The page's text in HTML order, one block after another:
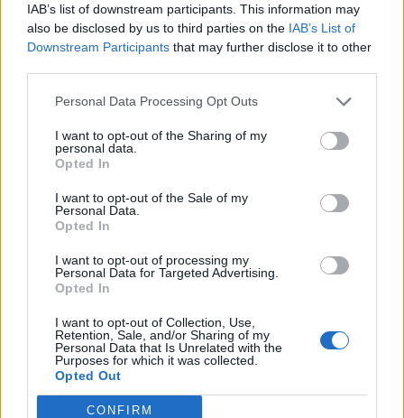
IAB’s list of downstream participants. This information may
also be disclosed by us to third parties on the IAB’s List of
Downstream Participants that may further disclose it to other
Personal Data Processing Opt Outs
I want to opt-out of the Sharing of my
personal data.
Opted In
I want to opt-out of the Sale of my
Personal Data.
Opted In
I want to opt-out of processing my
Personal Data for Targeted Advertising.
Opted In
I want to opt-out of Collection, Use,
Retention, Sale, and/or Sharing of my
Personal Data that Is Unrelated with the
Purposes for which it was collected.
Opted Out
CONFIRM
L’industria che resiste nell’Alto
Milanese. Spinta dal chimico-
plastico, ma l’export va ancora a
rilento